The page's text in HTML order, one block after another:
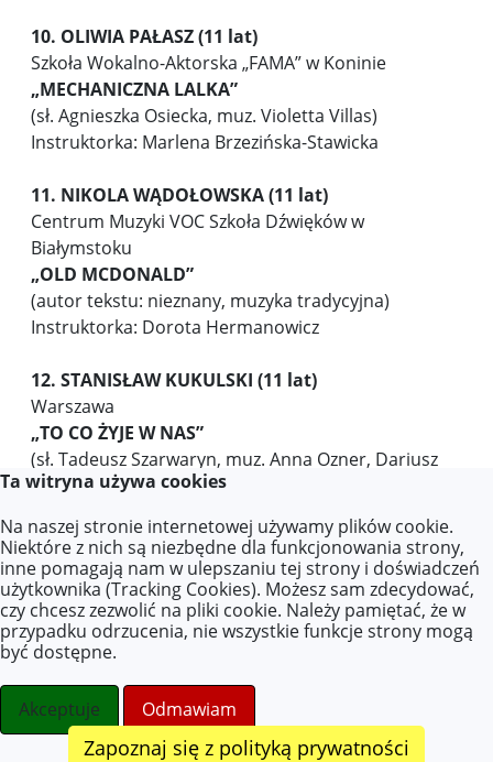
10. OLIWIA PAŁASZ (11 lat)
Szkoła Wokalno-Aktorska „FAMA” w Koninie
„MECHANICZNA LALKA”
(sł. Agnieszka Osiecka, muz. Violetta Villas)
Instruktorka: Marlena Brzezińska-Stawicka
11. NIKOLA WĄDOŁOWSKA (11 lat)
Centrum Muzyki VOC Szkoła Dźwięków w
Białymstoku
„OLD MCDONALD”
(autor tekstu: nieznany, muzyka tradycyjna)
Instruktorka: Dorota Hermanowicz
12. STANISŁAW KUKULSKI (11 lat)
Warszawa
„TO CO ŻYJE W NAS”
(sł. Tadeusz Szarwaryn, muz. Anna Ozner, Dariusz
Jaros)
13. DUET: Anna Kubica i Julia Mizera (10 lat)
Gminny Ośrodek Kultury w Jasienicy
„LEĆ WIANECZKU”
(sł. Piotr Morawski, utwór z epoki Renesansu:
„Cantio Polonica”)
Instruktor: Piotr Morawski
14. MONIKA KRAJEWSKA (11 lat)
Ta witryna używa cookies
Na naszej stronie internetowej używamy plików cookie.
Niektóre z nich są niezbędne dla funkcjonowania strony,
inne pomagają nam w ulepszaniu tej strony i doświadczeń
użytkownika (Tracking Cookies). Możesz sam zdecydować,
czy chcesz zezwolić na pliki cookie. Należy pamiętać, że w
przypadku odrzucenia, nie wszystkie funkcje strony mogą
być dostępne.
Akceptuje Odmawiam
Zapoznaj się z polityką prywatności